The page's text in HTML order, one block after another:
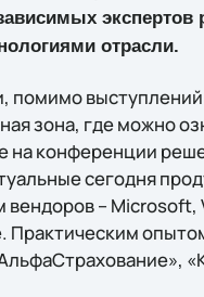
отрасли.
помимо
зона, где можно
на конференции
сегодня
вендоров – Microsoft,
Практическим